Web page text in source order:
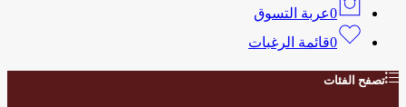
0عربة التسوق
0قائمة الرغبات
تصفح الفئات